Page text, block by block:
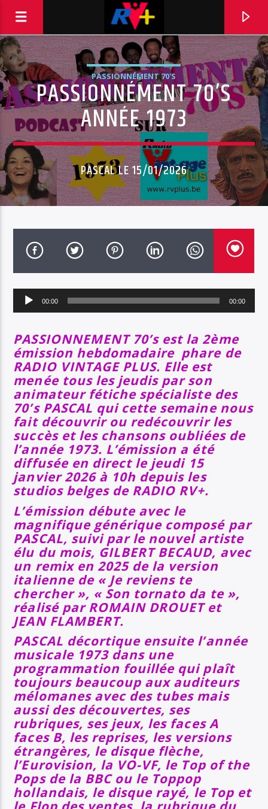
RADIO VINTAGE PLUS
POUR ET AVEC VOUS
TITRE
ARTISTE
SOYEZ COOL ET RESTEZ EN FORME AVEC RV+
Radio Vintage Plus
PASSIONNÉMENT 70'S
PASSIONNÉMENT 70’S
ANNÉE 1973
PASCAL LE 15/01/2026
Lecteur
audio
00:00 00:00
PASSIONNEMENT 70’s est la 2ème
émission hebdomadaire phare de
RADIO VINTAGE PLUS. Elle est
menée tous les jeudis par son
animateur fétiche spécialiste des
70’s PASCAL qui cette semaine nous
fait découvrir ou redécouvrir les
succès et les chansons oubliées de
l’année 1973. L’émission a été
diffusée en direct le jeudi 15
janvier 2026 à 10h depuis les
studios belges de RADIO RV+.
L’émission débute avec le
magnifique générique composé par
PASCAL, suivi par le nouvel artiste
élu du mois, GILBERT BECAUD, avec
un remix en 2025 de la version
italienne de « Je reviens te
chercher », « Son tornato da te »,
réalisé par ROMAIN DROUET et
JEAN FLAMBERT.
PASCAL décortique ensuite l’année
musicale 1973 dans une
programmation fouillée qui plaît
toujours beaucoup auxauditeurs
mélomanes avec des tubes mais
aussi des découvertes, ses
rubriques, ses jeux, les faces A
faces B, les reprises, les versions
étrangères, le disque flèche,
l’Eurovision, la VO-VF, le Top of the
Pops de la BBC ou le Toppop
hollandais, le disque rayé, le Top et